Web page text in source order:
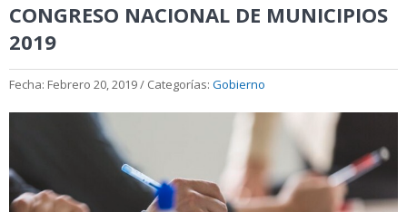
CONGRESO NACIONAL DE MUNICIPIOS
2019
Fecha: Febrero 20, 2019 / Categorías: Gobierno